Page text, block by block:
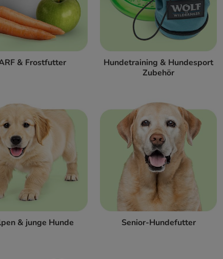
& Frostfutter
Hundetraining & Hundesport
Zubehör
& junge Hunde Senior-Hundefutter